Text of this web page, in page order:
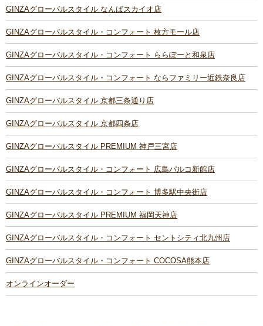
GINZAグローバルスタイル なんばスカイオ店
GINZAグローバルスタイル・コンフォート 枚方モール店
GINZAグローバルスタイル・コンフォート ららぽーと和泉店
GINZAグローバルスタイル・コンフォート ならファミリー近鉄奈良店
GINZAグローバルスタイル 京都三条通り店
GINZAグローバルスタイル 京都四条店
GINZAグローバルスタイル PREMIUM 神戸三宮店
GINZAグローバルスタイル・コンフォート 広島パルコ新館店
GINZAグローバルスタイル・コンフォート 博多駅中央街店
GINZAグローバルスタイル PREMIUM 福岡天神店
GINZAグローバルスタイル・コンフォート セントシティ北九州店
GINZAグローバルスタイル・コンフォート COCOSA熊本店
オンラインオーダー